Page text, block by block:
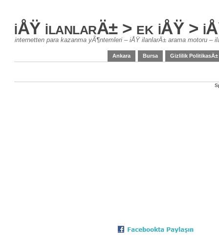
iÅŸ ilanlarÄ± > ek iÅŸ >
internetten para kazanma yÃ¶ntemleri – iÅŸ ilanlarÄ± arama motoru –
Ankara Bursa Gizlilik PolitikasÄ±